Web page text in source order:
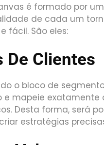
é formado por
de cada um
fácil. São eles:
De Clientes
o bloco de
e mapeie
Desta forma, será
estratégias